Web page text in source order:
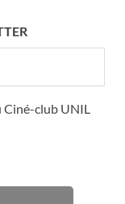
Ciné-club UNIL